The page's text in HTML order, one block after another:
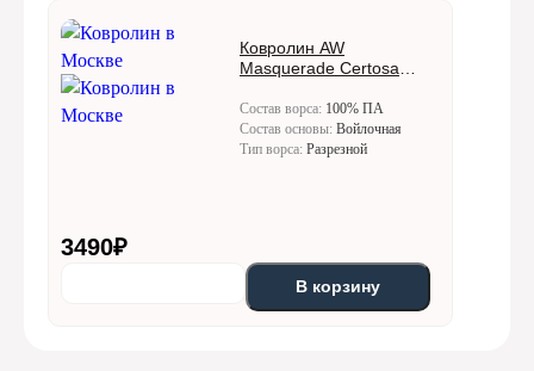
Ковролин AW
Masquerade Certosa
Состав ворса: 100% ПА
Состав основы: Войлочная
Тип ворса: Разрезной
3490₽
В корзину